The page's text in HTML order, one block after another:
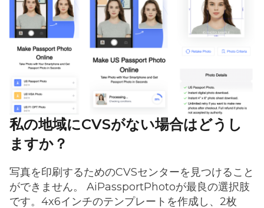
私の地域にCVSがない場合はどうし
ますか？
写真を印刷するためのCVSセンターを見つけること
ができません。 AiPassportPhotoが最良の選択肢
です。4x6インチのテンプレートを作成し、2枚